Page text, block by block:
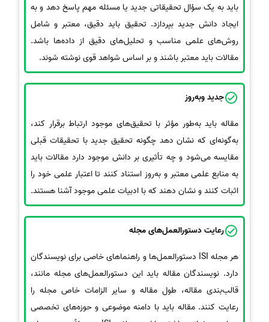
باید به یک سؤال تحقیقاتی جدید یا مسئله مهم پاسخ دهد و به
ایجاد دانش جدید بپردازد. تحقیق باید دقیق، معتبر و شامل
روش‌های علمی مناسب و تحلیل‌های دقیق از داده‌ها باشد.
مقالات باید معتبر باشند و بر اساس شواهد قوی نوشته شوند.
جدید وبه‌روز
مقاله باید به‌طور مؤثر با تحقیق‌های موجود ارتباط برقرار کند،
به‌گونه‌ای که نشان دهد چگونه تحقیق جدید با تحقیقات قبلی
مقایسه می‌شود و چه تأثیری بر دانش موجود دارد مقالات باید
به منابع علمی معتبر و به‌روز استناد کنند تا اعتبار علمی خود را
اثبات کنند و نشان دهند که با ادبیات علمی موجود آشنا هستند.
رعایت دستورالعمل‌های مجله
هر مجله ISI دستورالعمل‌ها و راهنماهای خاصی برای نویسندگان
دارد. نویسندگان مقاله باید این دستورالعمل‌های مجله مانند،
قالب‌بندی مقاله، طول مقاله و سایر الزامات خاص مجله را
رعایت کنند. مقاله باید با دامنه موضوعی و حوزه‌های تخصصی